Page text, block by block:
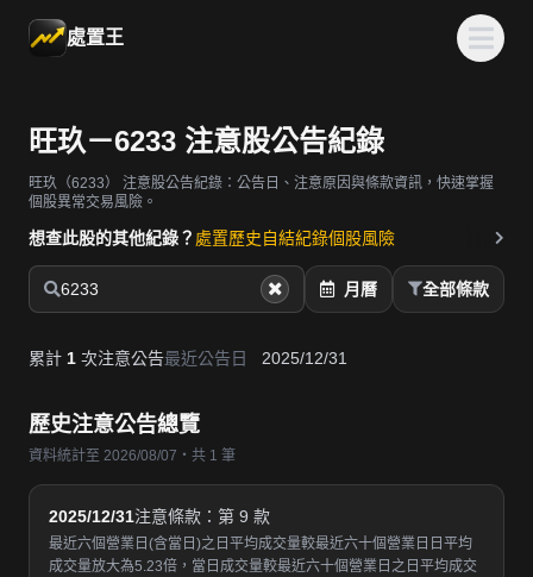
處置王
旺玖－6233 注意股公告紀錄
旺玖（6233）
注意股公告紀錄：公告日、注意原因與條款資訊，快速掌握
個股異常交易風險。
想查此股的其他紀錄？ 處置歷史自結紀錄個股風險
6233 月曆 全部條款
累計 1 次注意公告最近公告日 2025/12/31
歷史注意公告總覽
資料統計至 2026/08/07・共 1 筆
2025/12/31注意條款：第 9 款
最近六個營業日(含當日)之日平均成交量較最近六十個營業日日平均
成交量放大為5.23倍，當日成交量較最近六十個營業日之日平均成交